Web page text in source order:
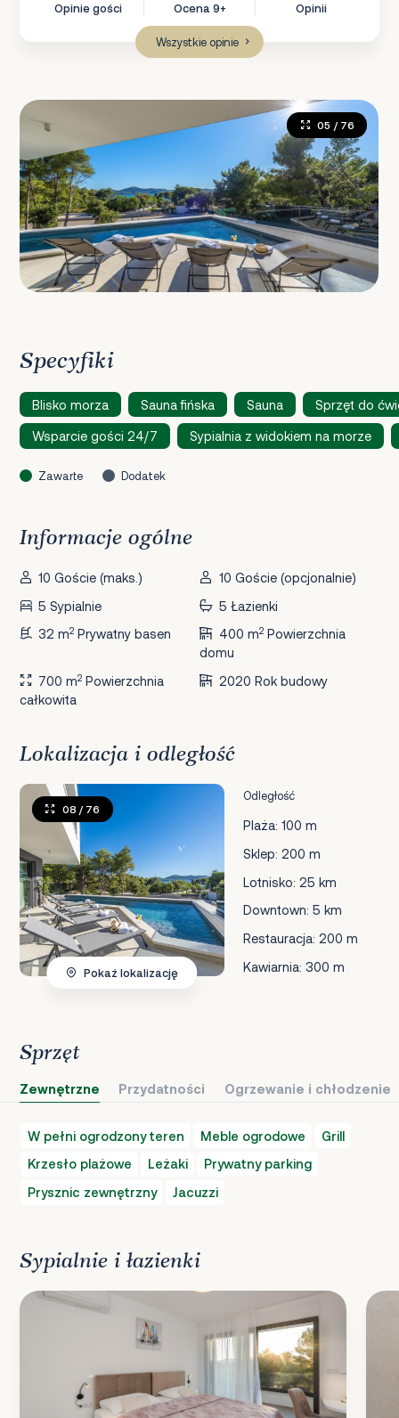
Opinie gości Ocena 9+ Opinii
Wszystkie opinie
05 / 76
Specyfiki
Blisko morza Sauna fińska Sauna Sprzęt do
Wsparcie gości 24/7 Sypialnia z widokiem na morze
Zawarte Dodatek
Informacje ogólne
10 Goście (maks.)
10 Goście (opcjonalnie)
5 Sypialnie
5 Łazienki
32 m2 Prywatny basen 400 m2Powierzchnia
domu
700 m2 Powierzchnia
całkowita
2020 Rok budowy
Lokalizacja i odległość
Odległość
Plaża: 100 m
Sklep: 200 m
Lotnisko: 25 km
Downtown: 5 km
Restauracja: 200 m
Kawiarnia: 300 m
08 / 76
Pokaż lokalizację
Sprzęt
Zewnętrzne Przydatności Ogrzewanie i chłodzenie
W pełni ogrodzony teren Meble ogrodowe
Grill
Krzesło plażowe
Leżaki
Prywatny parking
Prysznic zewnętrzny
Jacuzzi
Sypialnie i łazienki